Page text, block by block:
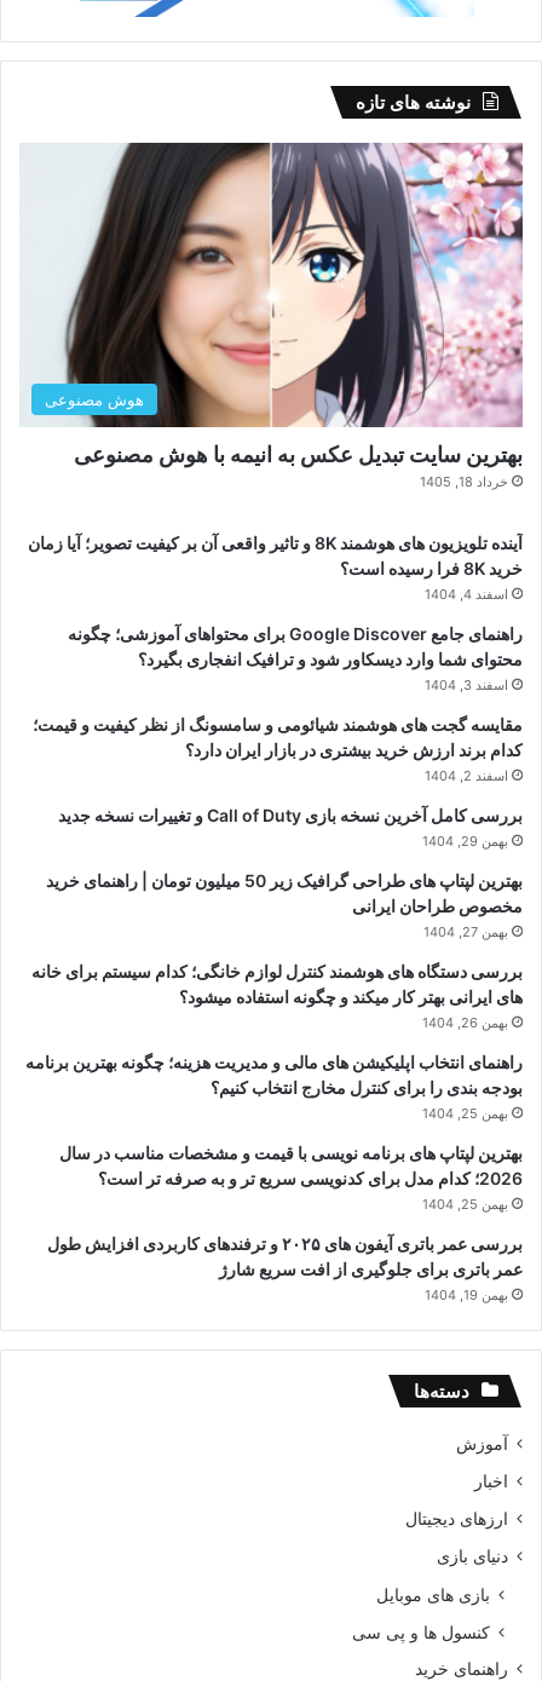
نوشته های تازه
هوش مصنوعی
بهترین سایت تبدیل عکس به انیمه با هوش مصنوعی
خرداد 18, 1405
آینده تلویزیون های هوشمند 8K و تاثیر واقعی آن بر کیفیت تصویر؛ آیا زمان
خرید 8K فرا رسیده است؟
اسفند 4, 1404
راهنمای جامع Google Discover برای محتواهای آموزشی؛ چگونه
محتوای شما وارد دیسکاور شود و ترافیک انفجاری بگیرد؟
اسفند 3, 1404
مقایسه گجت های هوشمند شیائومی و سامسونگ از نظر کیفیت و قیمت؛
کدام برند ارزش خرید بیشتری در بازار ایران دارد؟
اسفند 2, 1404
بررسی کامل آخرین نسخه بازی Call of Duty و تغییرات نسخه جدید
بهمن 29, 1404
بهترین لپتاپ های طراحی گرافیک زیر 50 میلیون تومان | راهنمای خرید
مخصوص طراحان ایرانی
بهمن 27, 1404
بررسی دستگاه های هوشمند کنترل لوازم خانگی؛ کدام سیستم برای خانه
های ایرانی بهتر کار میکند و چگونه استفاده میشود؟
بهمن 26, 1404
راهنمای انتخاب اپلیکیشن های مالی و مدیریت هزینه؛ چگونه بهترین برنامه
بودجه بندی را برای کنترل مخارج انتخاب کنیم؟
بهمن 25, 1404
بهترین لپتاپ های برنامه نویسی با قیمت و مشخصات مناسب در سال
2026؛ کدام مدل برای کدنویسی سریع تر و به صرفه تر است؟
بهمن 25, 1404
بررسی عمر باتری آیفون های ۲۰۲۵ و ترفندهای کاربردی افزایش طول
عمر باتری برای جلوگیری از افت سریع شارژ
بهمن 19, 1404
دسته‌ها
آموزش
اخبار
ارزهای دیجیتال
دنیای بازی
بازی های موبایل
کنسول ها و پی سی
راهنمای خرید